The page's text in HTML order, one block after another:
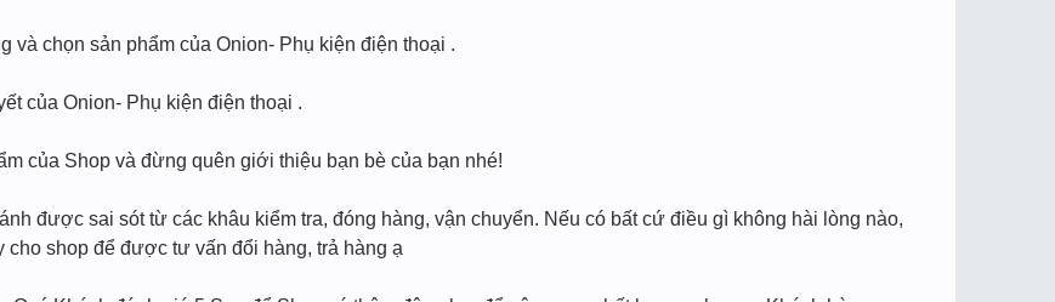
và chọn sản phẩm của Onion- Phụ kiện điện thoại .
của Onion- Phụ kiện điện thoại .
của Shop và đừng quên giới thiệu bạn bè của bạn nhé!
được sai sót từ các khâu kiểm tra, đóng hàng, vận chuyển. Nếu có bất cứ điều gì không hài lòng nào,
shop để được tư vấn đổi hàng, trả hàng ạ